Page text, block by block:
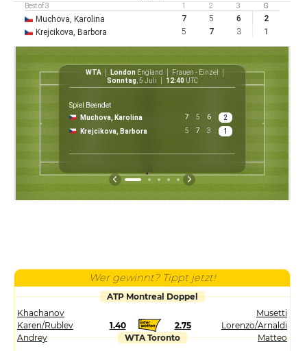
Best of 3 1 2 3 G
Muchova, Karolina 7 5 6
2
Krejcikova, Barbora
5 7 3 1
WTA London England
Frauen - Einzel
Sonntag, 5 Juli 12:40 UTC
Spiel Beendet
Muchova, Karolina
7 5 6
2
Krejcikova, Barbora
5 7 3 1
Wer gewinnt? Tippt jetzt!
ATP Montreal Doppel
Khachanov
Karen/Rublev
Andrey
1.40 2.75
Musetti
Lorenzo/Arnaldi
Matteo
WTA Toronto